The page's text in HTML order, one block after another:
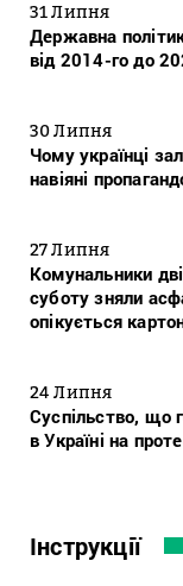
31 Липня
Державна
від 2014-го до
30 Липня
Чому українці
навіяні
27 Липня
Комунальники
суботу зняли
опікується
24 Липня
Суспільство, що
в Україні на
Інструкції